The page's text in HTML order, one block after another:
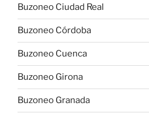
Buzoneo Ciudad Real
Buzoneo Córdoba
Buzoneo Cuenca
Buzoneo Girona
Buzoneo Granada